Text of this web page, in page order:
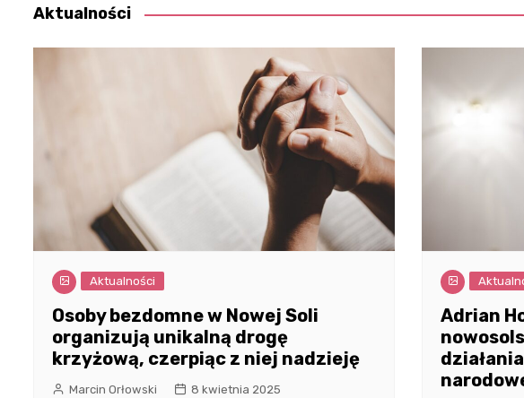
Aktualności
Aktualności
Osoby bezdomne w Nowej Soli
organizują unikalną drogę
krzyżową, czerpiąc z niej nadzieję
Marcin Orłowski 8 kwietnia 2025
Adrian